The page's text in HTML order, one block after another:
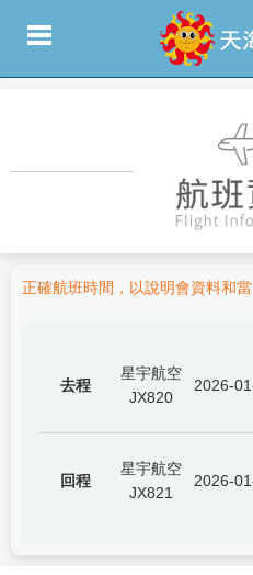
正確航班時間，以說明會資料和當
去程
星宇航空
JX820
2026-
回程
星宇航空
JX821
2026-